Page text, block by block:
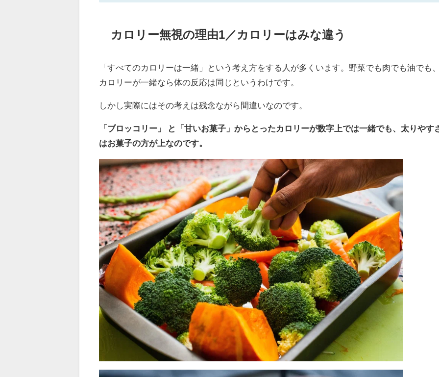
カロリー無視の理由1／カロリーはみな違う
「すべてのカロリーは一緒」という考え方をする人が多くいます。野菜でも肉でも油でも
カロリーが一緒なら体の反応は同じというわけです。
しかし実際にはその考えは残念ながら間違いなのです。
「ブロッコリー」 と「甘いお菓子」からとったカロリーが数字上では一緒でも、太りやす
はお菓子の方が上なのです。